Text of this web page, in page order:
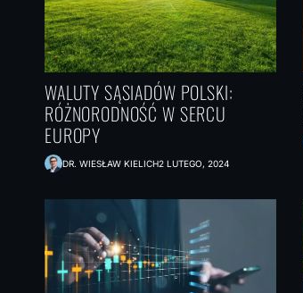
WALUTY SĄSIADÓW POLSKI:
RÓŻNORODNOŚĆ W SERCU
EUROPY
DR. WIESŁAW KIELICH2 LUTEGO, 2024